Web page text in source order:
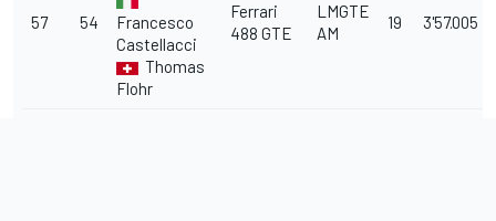
57 54
Francesco
Castellacci
Thomas
Flohr
Ferrari
488 GTE
LMGTE
AM
19 3'57.005